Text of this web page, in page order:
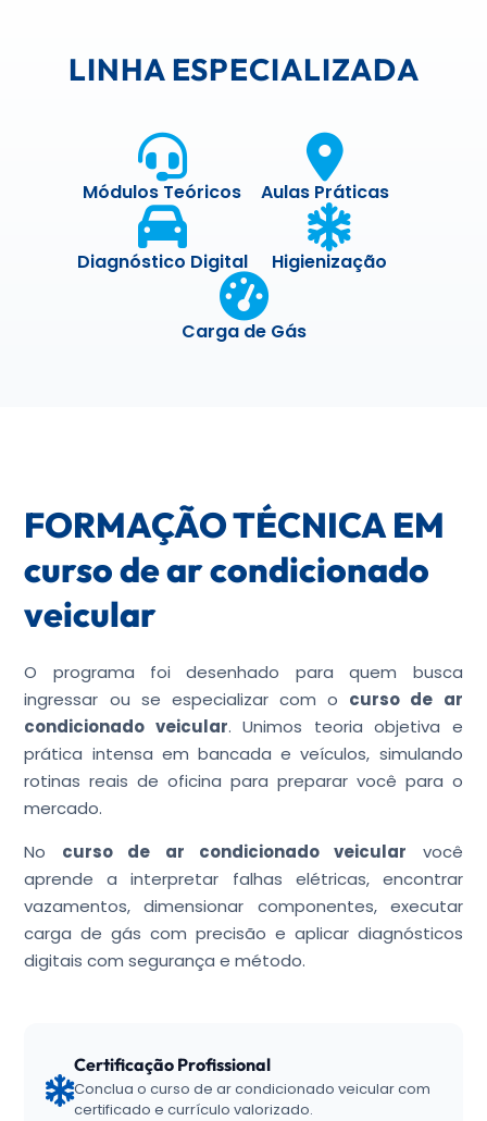
LINHA ESPECIALIZADA
Módulos Teóricos Aulas Práticas
Diagnóstico Digital Higienização
Carga de Gás
FORMAÇÃO TÉCNICA EM
curso de ar condicionado
veicular
O programa foi desenhado para quem busca
ingressar ou se especializar com o curso de ar
condicionado veicular. Unimos teoria objetiva e
prática intensa em bancada e veículos, simulando
rotinas reais de oficina para preparar você para o
mercado.
No curso de ar condicionado veicular você
aprende a interpretar falhas elétricas, encontrar
vazamentos, dimensionar componentes, executar
carga de gás com precisão e aplicar diagnósticos
digitais com segurança e método.
Certificação Profissional
Conclua o curso de ar condicionado veicular com
certificado e currículo valorizado.